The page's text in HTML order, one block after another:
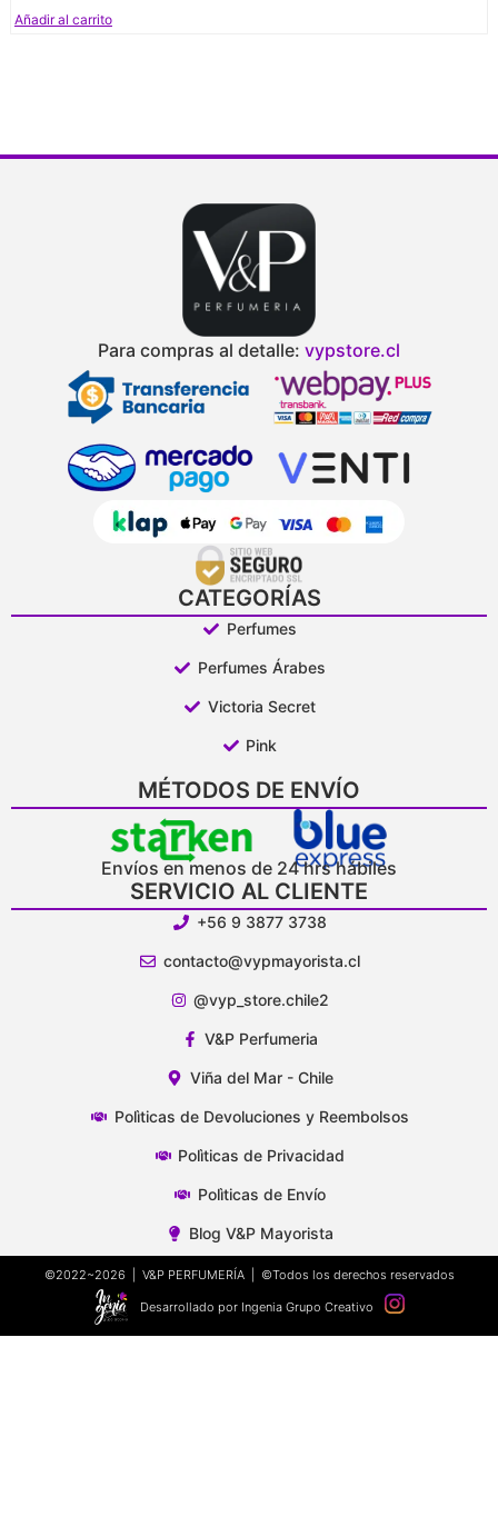
Añadir al carrito
Para compras al detalle: vypstore.cl
CATEGORÍAS
Perfumes
Perfumes Árabes
Victoria Secret
Pink
MÉTODOS DE ENVÍO
Envíos en menos de 24 hrs hábiles
SERVICIO AL CLIENTE
+56 9 3877 3738
contacto@vypmayorista.cl
@vyp_store.chile2
V&P Perfumeria
Viña del Mar - Chile
Polìticas de Devoluciones y Reembolsos
Polìticas de Privacidad
Polìticas de Envío
Blog V&P Mayorista
©2022~2026 | V&P PERFUMERÍA | ©Todos los derechos reservados
Desarrollado por Ingenia Grupo Creativo